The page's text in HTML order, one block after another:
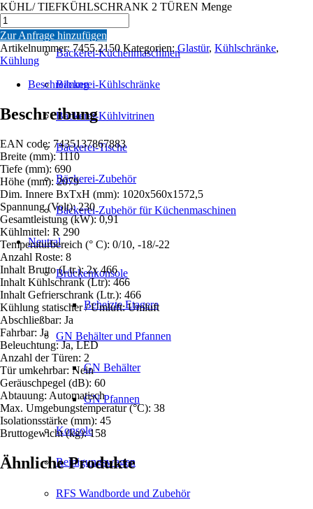
Bäckerei-Küchenmaschinen
Bäckerei-Kühlschränke
Bäckerei-Kühlvitrinen
Bäckerei-Tische
Bäckerei-Zubehör
Bäckerei-Zubehör für Küchenmaschinen
Neutral
Brückenkonsole
Beheizte Etagere
GN Behälter und Pfannen
GN Behälter
GN Pfannen
Konsole
Reinigungswagen
RFS Wandborde und Zubehör
KÜHL/ TIEFKÜHLSCHRANK 2 TÜREN Menge
Zur Anfrage hinzufügen
Artikelnummer: 7455.2150 Kategorien: Glastür, Kühlschränke,
Kühlung
Beschreibung
Beschreibung
EAN code: 7435137867883
Breite (mm): 1110
Tiefe (mm): 690
Höhe (mm): 2079
Dim. Innere BxTxH (mm): 1020x560x1572,5
Spannung (Volt): 230
Gesamtleistung (kW): 0,91
Kühlmittel: R 290
Temperaturbereich (° C): 0/10, -18/-22
Anzahl Roste: 8
Inhalt Brutto (Ltr.): 2x 466
Inhalt Kühlschrank (Ltr): 466
Inhalt Gefrierschrank (Ltr.): 466
Kühlung statischer / Umluft: Umluft
Abschließbar: Ja
Fahrbar: Ja
Beleuchtung: Ja, LED
Anzahl der Türen: 2
Tür umkehrbar: Nein
Geräuschpegel (dB): 60
Abtauung: Automatisch
Max. Umgebungstemperatur (°C): 38
Isolationsstärke (mm): 45
Bruttogewicht (kg): 158
Ähnliche Produkte